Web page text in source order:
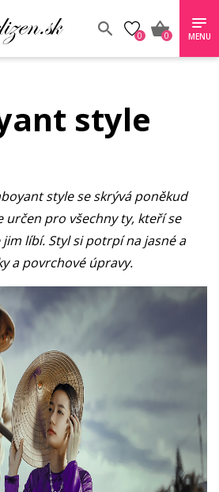
0 0 MENU
style
style se skrývá poněkud
určen pro všechny ty, kteří se
líbí. Styl si potrpí na jasné a
a povrchové úpravy.